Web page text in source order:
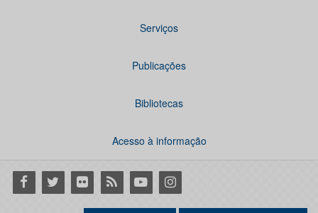
Serviços
Publicações
Bibliotecas
Acesso à informação
Facebook
Twitter Flickr RSS YoutubeInstagram